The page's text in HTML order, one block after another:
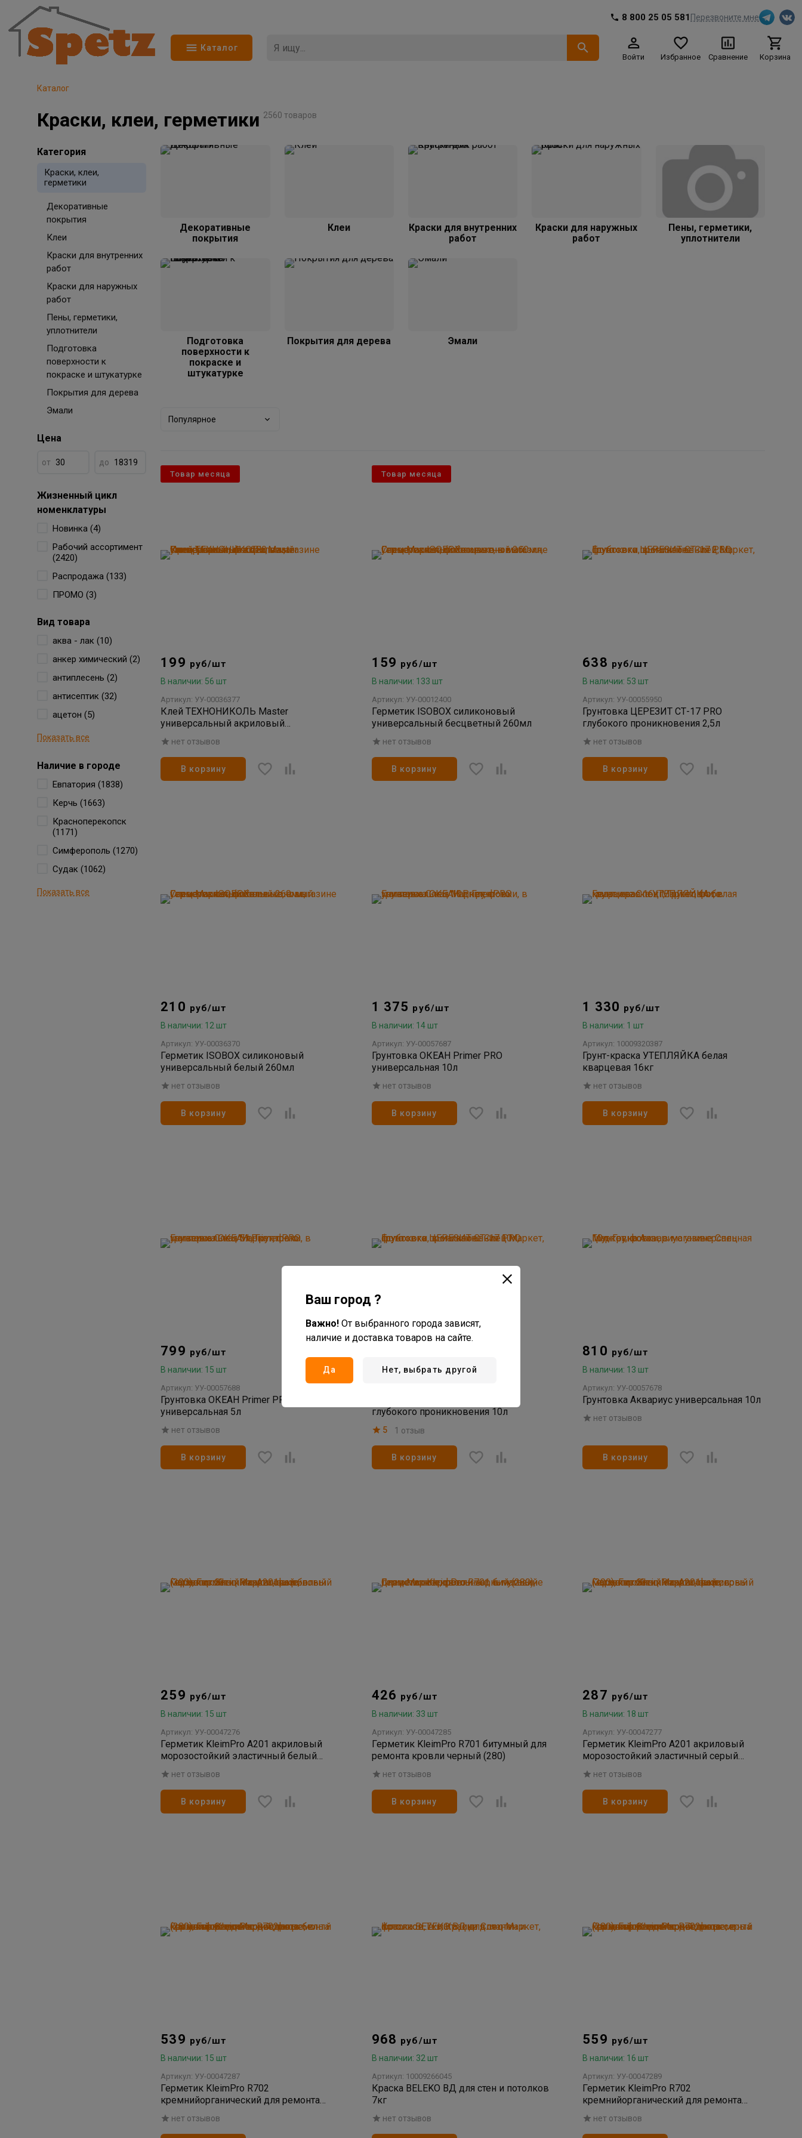
8 800 25 05 581 Перезвоните мне
Каталог
Войти Избранное Сравнение Корзина
Каталог
Краски, клеи, герметики 2560 товаров
Категория
Краски, клеи,
герметики
Декоративные
покрытия
Клеи
Краски для внутренних
работ
Краски для наружных
работ
Пены, герметики,
уплотнители
Подготовка
поверхности к
покраске и штукатурке
Покрытия для дерева
Эмали
Цена
от до
Жизненный цикл
номенклатуры
Новинка (4)
Рабочий ассортимент
(2420)
Распродажа (133)
ПРОМО (3)
Вид товара
аква - лак (10)
анкер химический (2)
антиплесень (2)
антисептик (32)
ацетон (5)
Показать все
Наличие в городе
Евпатория (1838)
Керчь (1663)
Красноперекопск
(1171)
Симферополь (1270)
Судак (1062)
Показать все
Декоративные
покрытия
Клеи
Краски для внутренних
работ
Краски для наружных
работ
Пены, герметики,
уплотнители
Подготовка
поверхности к
покраске и
штукатурке
Покрытия для дерева Эмали
Популярное
199 руб/шт
В наличии: 56 шт
Артикул: УУ-00036377
Клей ТЕХНОНИКОЛЬ Master
универсальный акриловый
Прозрачный шов 280 мл.
нет отзывов
В корзину
Товар месяца
159 руб/шт
В наличии: 133 шт
Артикул: УУ-00012400
Герметик ISOBOX силиконовый
универсальный бесцветный 260мл
нет отзывов
В корзину
Товар месяца
638 руб/шт
В наличии: 53 шт
Артикул: УУ-00055950
Грунтовка ЦЕРЕЗИТ СТ-17 PRO
глубокого проникновения 2,5л
нет отзывов
В корзину
210 руб/шт
В наличии: 12 шт
Артикул: УУ-00036370
Герметик ISOBOX силиконовый
универсальный белый 260мл
нет отзывов
В корзину
1 375 руб/шт
В наличии: 14 шт
Артикул: УУ-00057687
Грунтовка ОКЕАН Primer PRO
универсальная 10л
нет отзывов
В корзину
1 330 руб/шт
В наличии: 1 шт
Артикул: 10009320387
Грунт-краска УТЕПЛЯЙКА белая
кварцевая 16кг
нет отзывов
В корзину
799 руб/шт
В наличии: 15 шт
Артикул: УУ-00057688
Грунтовка ОКЕАН Primer PRO
универсальная 5л
нет отзывов
В корзину
В наличии: 203 шт
глубокого проникновения 10л
5 1 отзыв
В корзину
810 руб/шт
В наличии: 13 шт
Артикул: УУ-00057678
Грунтовка Аквариус универсальная 10л
нет отзывов
В корзину
259 руб/шт
В наличии: 15 шт
Артикул: УУ-00047276
Герметик KleimPro А201 акриловый
морозостойкий эластичный белый
(300)
нет отзывов
В корзину
426 руб/шт
В наличии: 33 шт
Артикул: УУ-00047285
Герметик KleimPro R701 битумный для
ремонта кровли черный (280)
нет отзывов
В корзину
287 руб/шт
В наличии: 18 шт
Артикул: УУ-00047277
Герметик KleimPro А201 акриловый
морозостойкий эластичный серый
(300)
нет отзывов
В корзину
539 руб/шт
В наличии: 15 шт
Артикул: УУ-00047287
Герметик KleimPro R702
кремнийорганический для ремонта
кровли фасадов водостоков белый
(280)нет отзывов
968 руб/шт
В наличии: 32 шт
Артикул: 10009266045
Краска BELEKO ВД для стен и потолков
7кг
нет отзывов
559 руб/шт
В наличии: 16 шт
Артикул: УУ-00047289
Герметик KleimPro R702
кремнийорганический для ремонта
кровли фасадов водостоков серый
(280)нет отзывов
Ваш город ?
Важно! От выбранного города зависят,
наличие и доставка товаров на сайте.
Да Нет, выбрать другой